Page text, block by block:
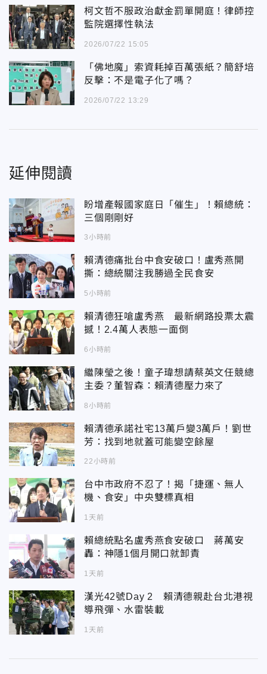
柯文哲不服政治獻金罰單開庭！律師控
監院選擇性執法
2026/07/22 15:05
「佛地魔」索資耗掉百萬張紙？簡舒培
反擊：不是電子化了嗎？
2026/07/22 13:29
延伸閱讀
盼增產報國家庭日「催生」！賴總統：
三個剛剛好
3小時前
賴清德痛批台中食安破口！盧秀燕開
撕：總統關注我勝過全民食安
5小時前
賴清德狂嗆盧秀燕 最新網路投票太震
撼！2.4萬人表態一面倒
6小時前
繼陳瑩之後！童子瑋想請蔡英文任競總
主委？董智森：賴清德壓力來了
8小時前
賴清德承諾社宅13萬戶變3萬戶！劉世
芳：找到地就蓋可能變空餘屋
22小時前
台中市政府不忍了！揭「捷運、無人
機、食安」中央雙標真相
1天前
賴總統點名盧秀燕食安破口 蔣萬安
轟：神隱1個月開口就卸責
1天前
漢光42號Day 2 賴清德親赴台北港視
導飛彈、水雷裝載
1天前